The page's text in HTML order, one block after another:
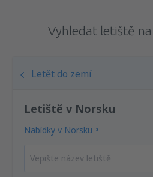
Vyhledat letiště
Letět do zemí
Letiště v Norsku
Nabídky v Norsku